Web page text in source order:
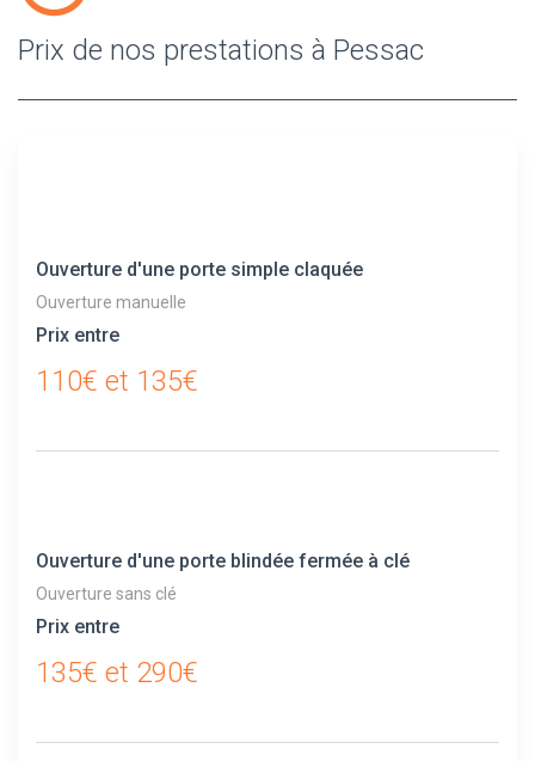
Prix de nos prestations à Pessac
Ouverture d'une porte simple claquée
Ouverture manuelle
Prix entre
110€ et 135€
Ouverture d'une porte blindée fermée à clé
Ouverture sans clé
Prix entre
135€ et 290€